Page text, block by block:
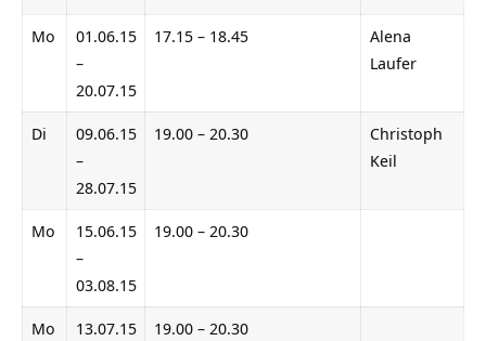
Mo
01.06.15
–
20.07.15
17.15 – 18.45
Alena
Laufer
Di
09.06.15
–
28.07.15
19.00 – 20.30
Christoph
Keil
Mo
15.06.15
–
03.08.15
19.00 – 20.30
Mo
13.07.15
19.00 – 20.30